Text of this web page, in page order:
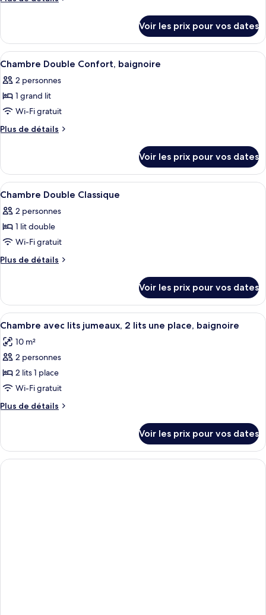
de
Chambre
Double
Confort
pour
1
personne,
baignoire
le
type
de
Chambre
Double
pour
1
personne,
Voir les prix pour vos dates
Afficher
toutes
les
photos
pour
ce
chambre :
Chambre
Double
Confort,
baignoire
Une chambre d’hôtel comprenant
4
Chambre Double Confort, baignoire
2 personnes
1 grand lit
Wi-Fi gratuit
Plus de détails
Plus
le
type
de
Chambre
Double
baignoire
Voir les prix pour vos dates
Afficher
toutes
les
photos
pour
ce
chambre :
Chambre
Double
Classique
Une chambre à coucher avec un lit,
4
Chambre Double Classique
2 personnes
1 lit double
Wi-Fi gratuit
Plus de détails
Plus
le
type
de
Chambre
Double
Voir les prix pour vos dates
Afficher
toutes
les
photos
pour
ce
type
de
Chambre
avec
lits
Une chambre d’hôtel avec deux lits,
3
Chambre avec lits jumeaux, 2 lits une place, baignoire
10 m²
2 personnes
2 lits 1 place
Wi-Fi gratuit
Plus de détails
Plus
le
type
de
Voir les prix pour vos dates